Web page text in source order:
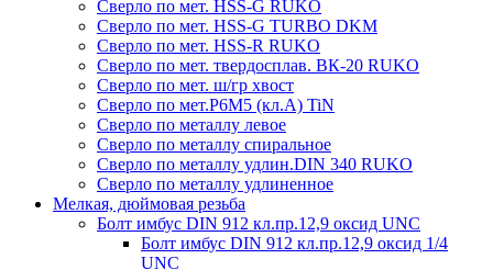
Сверло по мет. HSS-G RUKO
Сверло по мет. HSS-G TURBO DKM
Сверло по мет. HSS-R RUKO
Сверло по мет. твердосплав. ВК-20 RUKO
Сверло по мет. ш/гр хвост
Сверло по мет.Р6М5 (кл.А) TiN
Сверло по металлу левое
Сверло по металлу спиральное
Сверло по металлу удлин.DIN 340 RUKO
Сверло по металлу удлиненное
Мелкая, дюймовая резьба
Болт имбус DIN 912 кл.пр.12,9 оксид UNC
Болт имбус DIN 912 кл.пр.12,9 оксид 1/4
UNC